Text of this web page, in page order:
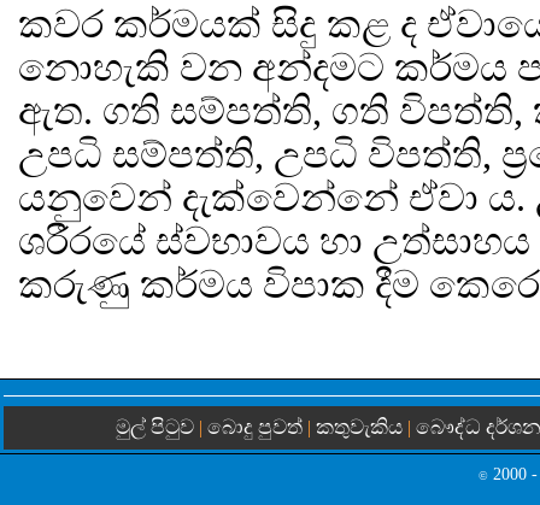
කවර කර්මයක් සිදු කළ ද
නොහැකි වන අන්දමට
ඇත. ගති සම්පත්ති, ගති විපත්ති,
උපධි සම්පත්ති, උපධි විපත්ති,
යනුවෙන් දැක්වෙන්නේ ඒවා ය.
ශරීරයේ ස්වභාවය හා
කරුණු කර්මය විපාක දීම
මුල් පිටුව | බොදු පුවත්| කතුවැකිය| බෞද්ධ
© 2000